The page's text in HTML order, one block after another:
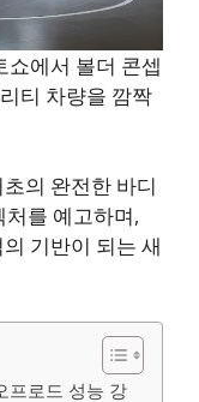
에서 볼더 콘셉
티 차량을 깜짝
의 완전한 바디
를 예고하며,
기반이 되는 새
프로드 성능 강